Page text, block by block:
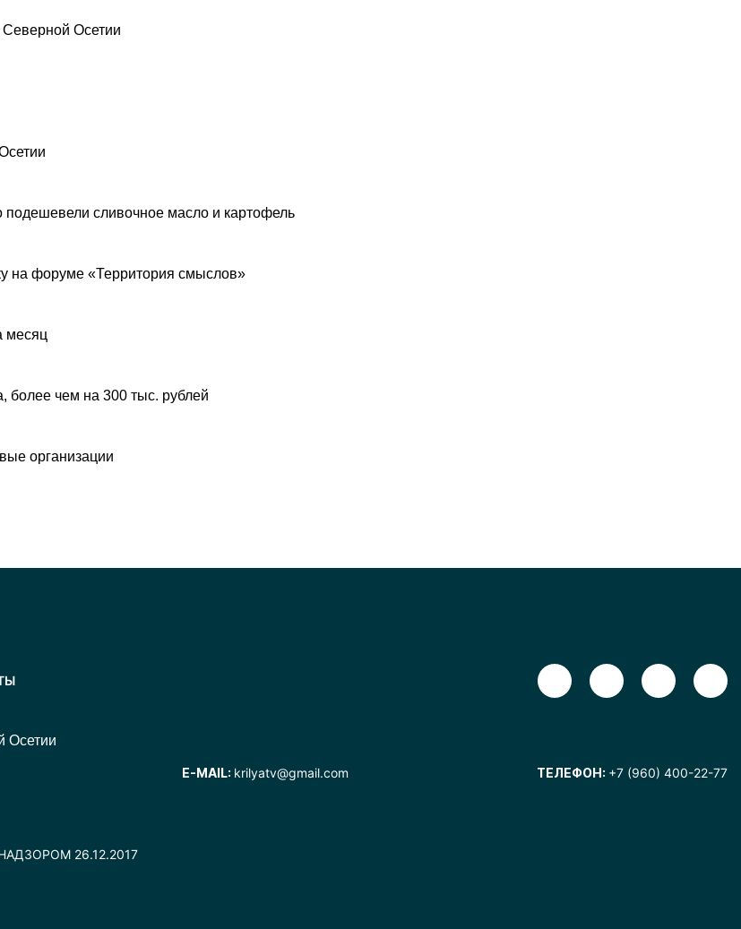
Осетии
сливочное масло и картофель
на форуме «Территория смыслов»
месяц
более чем на 300 тыс. рублей
организации
26.12.2017
Осетии
E-MAIL: krilyatv@gmail.com ТЕЛЕФОН: +7 (960) 400-22-77